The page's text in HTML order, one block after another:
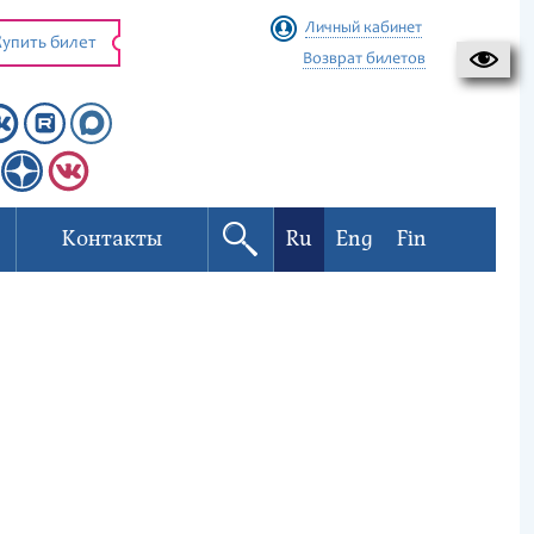
билет
Личный кабинет
Возврат билетов
Контакты Ru Eng Fin